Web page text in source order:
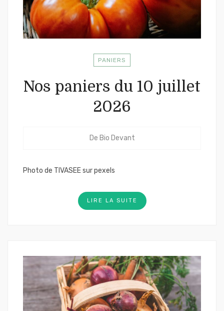
PANIERS
Nos paniers du 10 juillet
2026
De Bio Devant
Photo de TIVASEE sur pexels
LIRE LA SUITE